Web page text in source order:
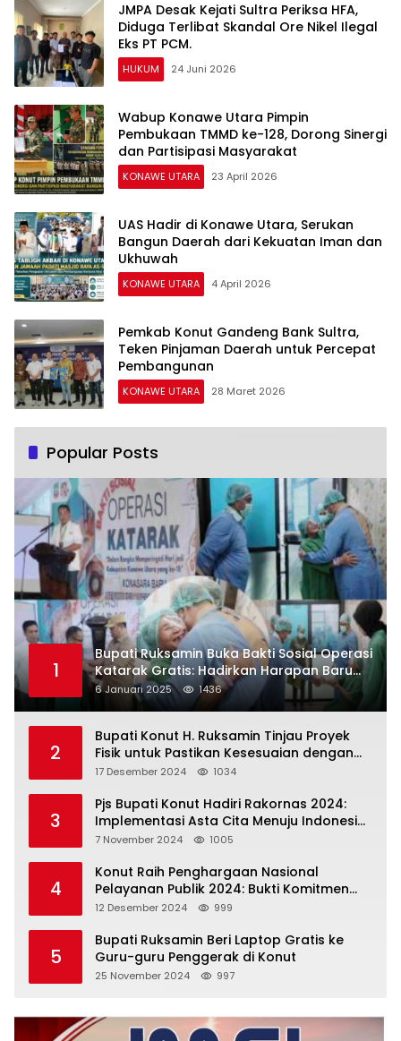
JMPA Desak Kejati Sultra Periksa HFA,
Diduga Terlibat Skandal Ore Nikel Ilegal
Eks PT PCM.
HUKUM 24 Juni 2026
Wabup Konawe Utara Pimpin
Pembukaan TMMD ke-128, Dorong Sinergi
dan Partisipasi Masyarakat
KONAWE UTARA 23 April 2026
UAS Hadir di Konawe Utara, Serukan
Bangun Daerah dari Kekuatan Iman dan
Ukhuwah
KONAWE UTARA 4 April 2026
Pemkab Konut Gandeng Bank Sultra,
Teken Pinjaman Daerah untuk Percepat
Pembangunan
KONAWE UTARA 28 Maret 2026
Popular Posts
1
Bupati Ruksamin Buka Bakti Sosial Operasi
Katarak Gratis: Hadirkan Harapan Baru
bagi Masyarakat Konut
6 Januari 2025 1436
2
Bupati Konut H. Ruksamin Tinjau Proyek
Fisik untuk Pastikan Kesesuaian dengan
Perencanaan
17 Desember 2024 1034
3
Pjs Bupati Konut Hadiri Rakornas 2024:
Implementasi Asta Cita Menuju Indonesia
Emas
7 November 2024 1005
4
Konut Raih Penghargaan Nasional
Pelayanan Publik 2024: Bukti Komitmen
Menuju Pelayanan Prima
12 Desember 2024 999
5
Bupati Ruksamin Beri Laptop Gratis ke
Guru-guru Penggerak di Konut
25 November 2024 997